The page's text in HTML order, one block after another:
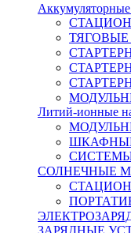
Аккумуляторные
ТЯГОВЫЕ
Литий-ионные
СОЛНЕЧНЫЕ
ЗАРЯДНЫЕ